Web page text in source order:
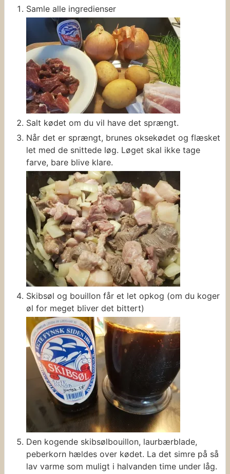
Samle alle ingredienser
Salt kødet om du vil have det sprængt.
Når det er sprængt, brunes oksekødet og flæsket
let med de snittede løg. Løget skal ikke tage
farve, bare blive klare.
Skibsøl og bouillon får et let opkog (om du koger
øl for meget bliver det bittert)
Den kogende skibsølbouillon, laurbærblade,
peberkorn hældes over kødet. La det simre på så
lav varme som muligt i halvanden time under låg.